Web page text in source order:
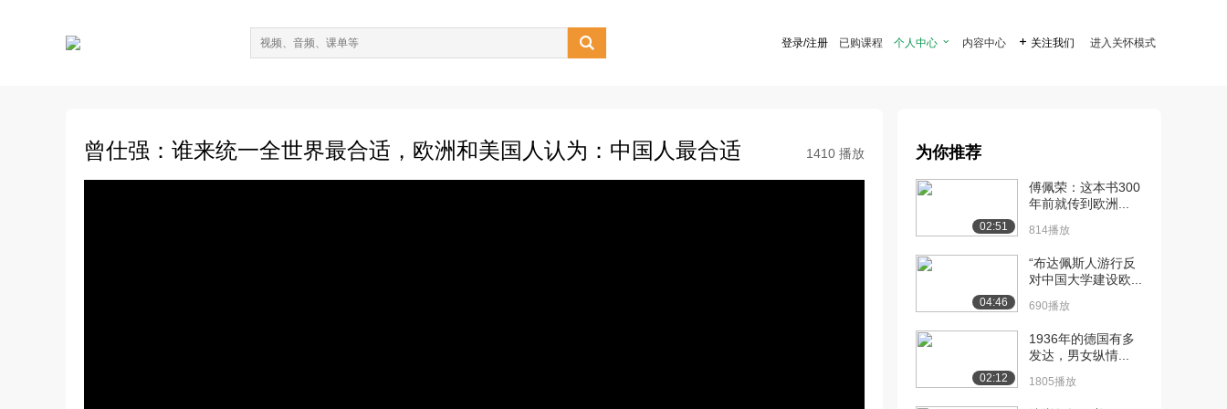
 登录/注册 已购课程 个人中心  内容中心  关注我们 进入关怀模式
曾仕强：谁来统一全世界最合适，欧洲和美国人认为：中国人最合适 1410 播放 为你推荐
02:51
傅佩荣：这本书300
年前就传到欧洲...
814播放
04:46
“布达佩斯人游行反
对中国大学建设欧...
690播放
02:12
1936年的德国有多
发达，男女纵情...
1805播放